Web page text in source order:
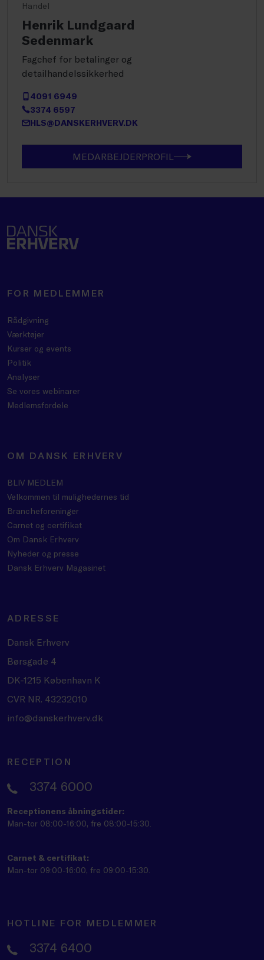
Handel
Henrik Lundgaard
Sedenmark
Fagchef for betalinger og
detailhandelssikkerhed
4091 6949
3374 6597
HLS@DANSKERHVERV.DK
MEDARBEJDERPROFIL
FOR MEDLEMMER
Rådgivning
Værktøjer
Kurser og events
Politik
Analyser
Se vores webinarer
Medlemsfordele
OM DANSK ERHVERV
BLIV MEDLEM
Velkommen til mulighedernes tid
Brancheforeninger
Carnet og certifikat
Om Dansk Erhverv
Nyheder og presse
Dansk Erhverv Magasinet
ADRESSE
Dansk Erhverv
Børsgade 4
DK-1215 København K
CVR NR. 43232010
info@danskerhverv.dk
RECEPTION
3374 6000
Receptionens åbningstider:
Man-tor 08:00-16:00, fre 08:00-15:30.
Carnet & certifikat:
Man-tor 09:00-16:00, fre 09:00-15:30.
HOTLINE FOR MEDLEMMER
3374 6400